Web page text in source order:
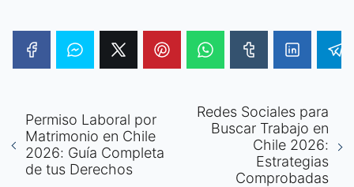
Permiso Laboral por
Matrimonio en Chile
2026: Guía Completa
de tus Derechos
Redes Sociales para
Buscar Trabajo en
Chile 2026:
Estrategias
Comprobadas